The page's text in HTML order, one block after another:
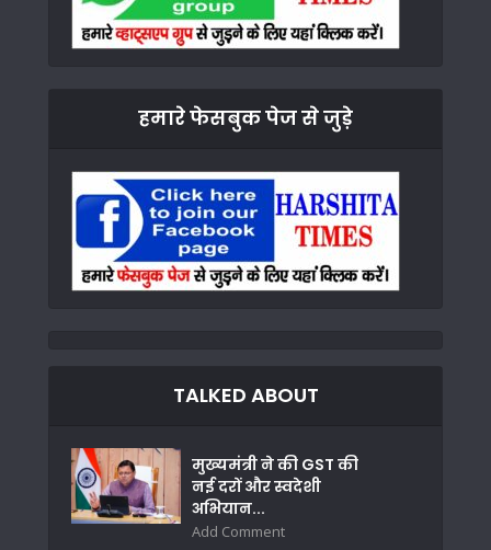
हमारे फेसबुक पेज से जुड़े
TALKED ABOUT
मुख्यमंत्री ने की GST की
नई दरों और स्वदेशी
अभियान...
Add Comment